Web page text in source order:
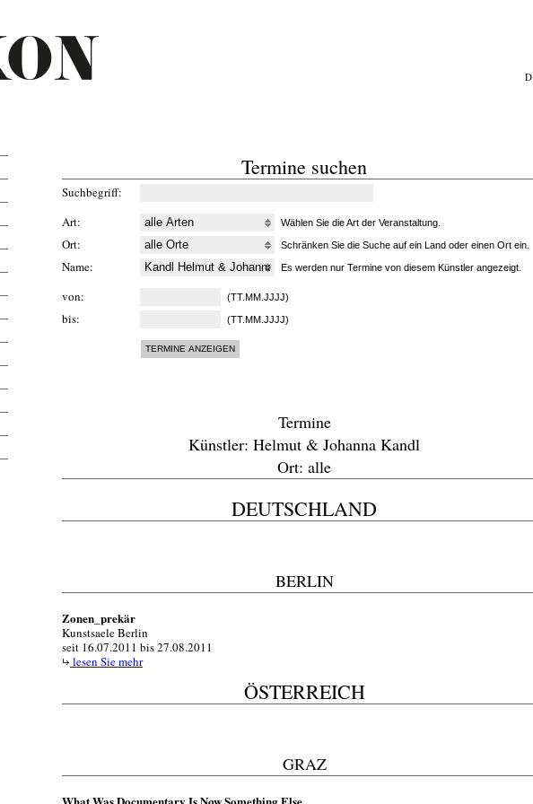
D
Termine suchen
Suchbegriff
Art
Wählen Sie die Art der Veranstaltung.
Ort Schränken Sie die Suche auf ein Land oder einen Ort ein.
Name Es werden nur Termine von diesem Künstler angezeigt.
von (TT.MM.JJJJ)
bis (TT.MM.JJJJ)
Termine
Künstler: Helmut & Johanna Kandl
Ort: alle
DEUTSCHLAND
BERLIN
Zonen_prekär
Kunstsaele Berlin
seit 16.07.2011 bis 27.08.2011
lesen Sie mehr
ÖSTERREICH
GRAZ